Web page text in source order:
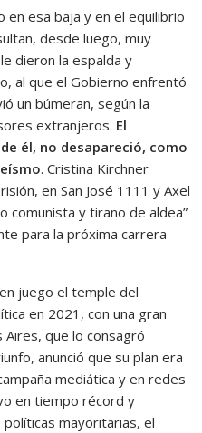
en esa baja y en el equilibrio
desde luego, muy
dieron la espalda y
al que el Gobierno enfrentó
un búmeran, según la
extranjeros. El
él, no desapareció, como
. Cristina Kirchner
en San José 1111 y Axel
comunista y tirano de aldea”
para la próxima carrera
juego el temple del
en 2021, con una gran
Aires, que lo consagró
anunció que su plan era
mediática y en redes
en tiempo récord y
mayoritarias, el